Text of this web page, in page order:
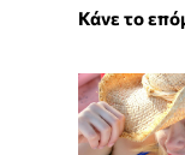
Κάνε το